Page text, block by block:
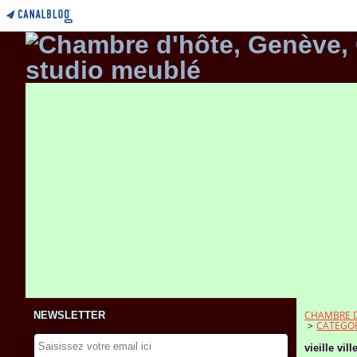
NEWSLETTER CHAMBRE
>
vieille ville